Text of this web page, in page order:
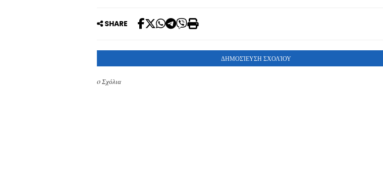
SHARE
ΔΗΜΟΣΊΕΥΣΗ ΣΧΟΛΊΟΥ
0 Σχόλια